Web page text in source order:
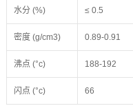
水分 (%) ≤ 0.5
密度 (g/cm3) 0.89-0.91
沸点 (°c) 188-192
闪点 (°c) 66